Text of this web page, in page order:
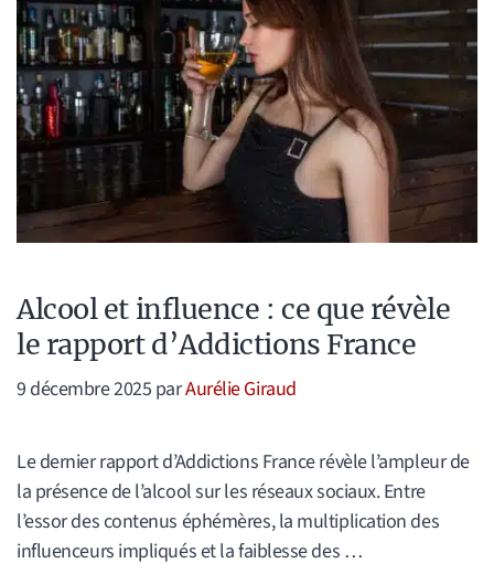
Alcool et influence : ce que révèle
le rapport d’Addictions France
9 décembre 2025 parAurélie Giraud
Le dernier rapport d’Addictions France révèle l’ampleur de
la présence de l’alcool sur les réseaux sociaux. Entre
l’essor des contenus éphémères, la multiplication des
influenceurs impliqués et la faiblesse des …